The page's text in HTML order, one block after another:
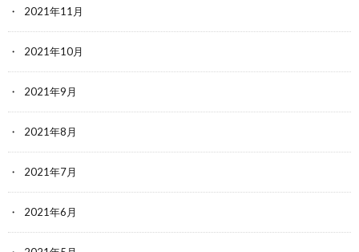
2021年11月
2021年10月
2021年9月
2021年8月
2021年7月
2021年6月